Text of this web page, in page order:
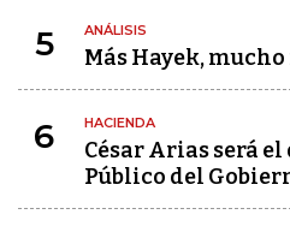
5 ANÁLISIS
Más Hayek,
6 HACIENDA
César Arias será
Público del